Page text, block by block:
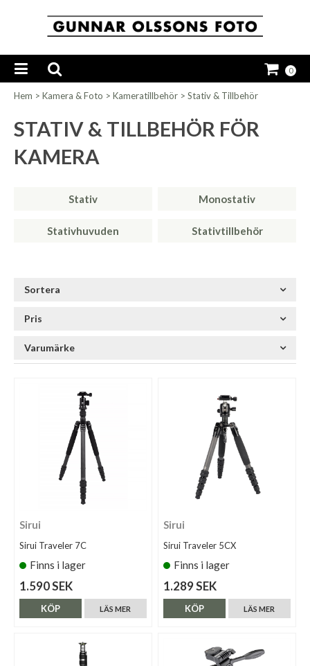
0
Hem > Kamera & Foto > Kameratillbehör > Stativ & Tillbehör
STATIV & TILLBEHÖR FÖR
KAMERA
Stativ Monostativ
Stativhuvuden Stativtillbehör
Sortera
Pris
Varumärke
Sirui
Sirui Traveler 7C
Finns i lager
1.590 SEK
LÄS MER
KÖP
Sirui
Sirui Traveler 5CX
Finns i lager
1.289 SEK
LÄS MER
KÖP